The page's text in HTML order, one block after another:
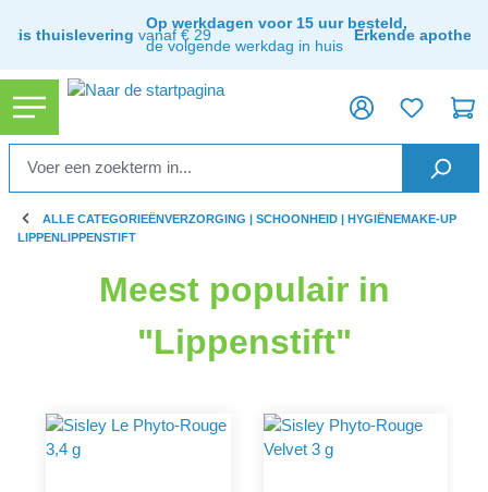
thuislevering vanaf € 29
Op werkdagen voor 15 uur besteld,
de volgende werkdag in huis
Erkende apotheek
ALLE CATEGORIEËNVERZORGING | SCHOONHEID | HYGIËNEMAKE-UP
LIPPENLIPPENSTIFT
Meest populair in
"Lippenstift"